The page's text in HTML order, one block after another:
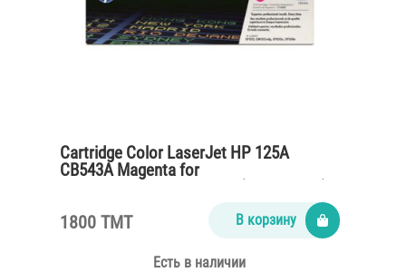
Cartridge Color LaserJet HP 125A
CB543A Magenta for
1800 TMT В корзину
Есть в наличии